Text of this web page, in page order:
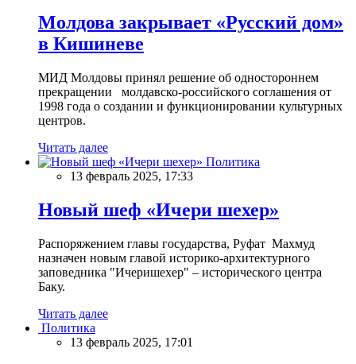
Молдова закрывает «Русский дом»
в Кишиневе
МИД Молдовы принял решение об одностороннем
прекращении молдавско-российского соглашения от
1998 года о создании и функционировании культурных
центров.
Читать далее
Политика
13 февраль 2025, 17:33
Новый шеф «Ичери шехер»
Распоряжением главы государства, Руфат Махмуд
назначен новым главой историко-архитектурного
заповедника "Ичеришехер" – исторического центра
Баку.
Читать далее
Политика
13 февраль 2025, 17:01